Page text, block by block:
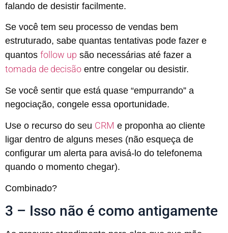
falando de desistir facilmente.
Se você tem seu processo de vendas bem
estruturado, sabe quantas tentativas pode fazer e
quantos follow up são necessárias até fazer a
tomada de decisão entre congelar ou desistir.
Se você sentir que está quase “empurrando” a
negociação, congele essa oportunidade.
Use o recurso do seu CRM e proponha ao cliente
ligar dentro de alguns meses (não esqueça de
configurar um alerta para avisá-lo do telefonema
quando o momento chegar).
Combinado?
3 – Isso não é como antigamente